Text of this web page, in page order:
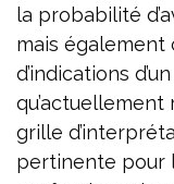
la probabilité
mais également
d’indications
grille
pertinente pour